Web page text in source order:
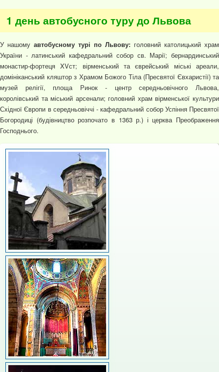
1 день автобусного туру до Львова
У нашому автобусному турі по Львову: головний католицький храм
України - латинський кафедральний собор св. Марії; бернардинський
монастир-фортеця XVст; вірменський та єврейський міські ареали,
домініканський кляштор з Храмом Божого Тіла (Пресвятої Євхаристії) та
музей релігії, площа Ринок - центр середньовічного Львова,
королівський та міський арсенали; головний храм вірменської культури
Східної Європи в середньовіччі - кафедральний собор Успіння Пресвятої
Богородиці (будівництво розпочато в 1363 р.) і церква Преображення
Господнього.